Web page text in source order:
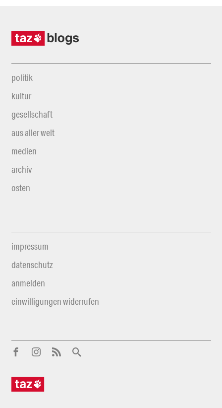
politik
kultur
gesellschaft
aus aller welt
medien
archiv
osten
impressum
datenschutz
anmelden
einwilligungen widerrufen